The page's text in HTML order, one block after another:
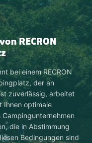
RECRON
bei einem RECRON
der an
zuverlässig, arbeitet
Ihnen optimale
Campingunternehmen
die in Abstimmung
Bedingungen sind